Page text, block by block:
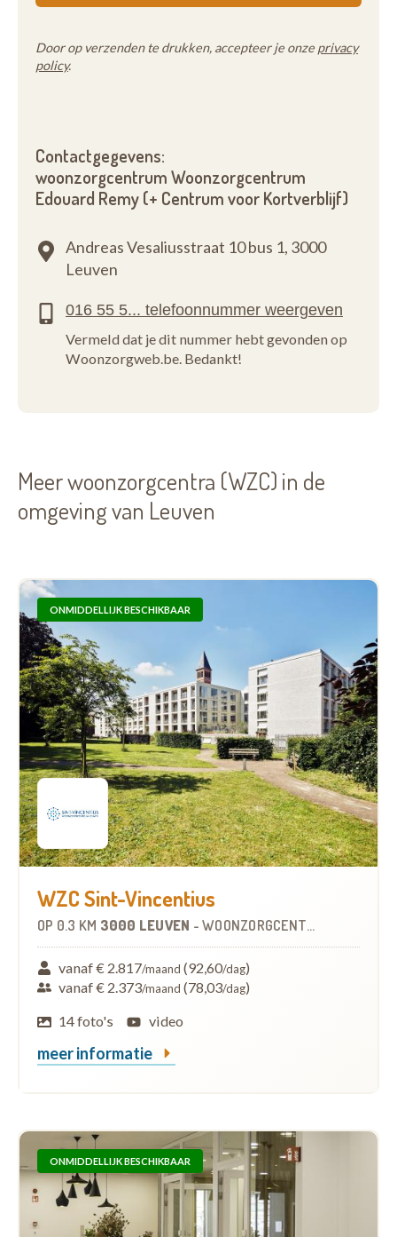
Door op verzenden te drukken, accepteer je onze privacy
policy.
Contactgegevens:
woonzorgcentrum Woonzorgcentrum
Edouard Remy (+ Centrum voor Kortverblijf)
Andreas Vesaliusstraat 10 bus 1, 3000
Leuven
Vermeld dat je dit nummer hebt gevonden op
Woonzorgweb.be. Bedankt!
Meer woonzorgcentra (WZC) in de
omgeving van Leuven
ONMIDDELLIJK BESCHIKBAAR
WZC Sint-Vincentius
OP 0.3 KM 3000 LEUVEN - WOONZORGCENTRUM (WZC)
vanaf € 2.817/maand (92,60/dag)
vanaf € 2.373/maand (78,03/dag)
14 foto's
video
meer informatie
ONMIDDELLIJK BESCHIKBAAR